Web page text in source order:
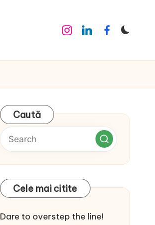
Instagram
LinkedinFacebook
Caută
Cele mai citite
Dare to overstep the line!